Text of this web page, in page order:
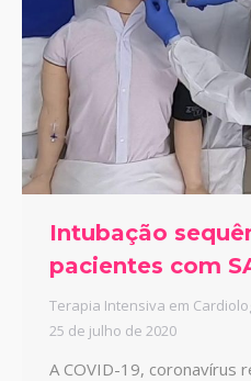
Intubação
pacientes com
Terapia Intensiva em
25 de julho de 2020
A COVID-19, coronavírus